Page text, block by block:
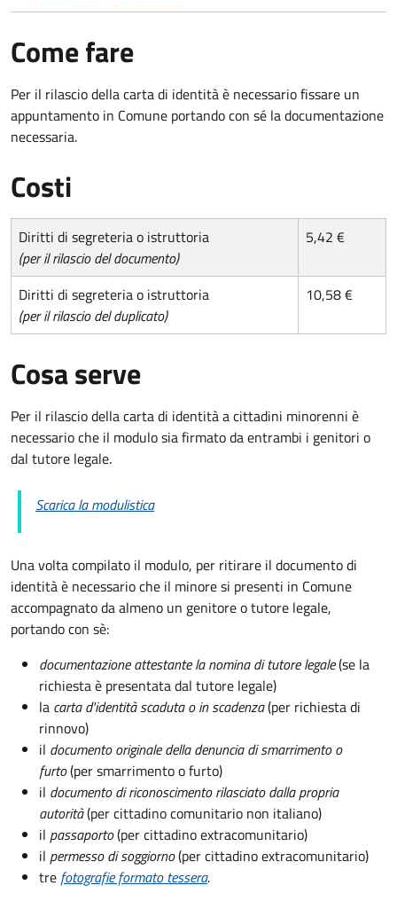
Come fare
Per il rilascio della carta di identità è necessario fissare un
appuntamento in Comune portando con sé la documentazione
necessaria.
Costi
Diritti di segreteria o istruttoria
(per il rilascio del documento)
5,42 €
Diritti di segreteria o istruttoria
(per il rilascio del duplicato)
10,58 €
Cosa serve
Per il rilascio della carta di identità a cittadini minorenni è
necessario che il modulo sia firmato da entrambi i genitori o
dal tutore legale.
Scarica la modulistica
Una volta compilato il modulo, per ritirare il documento di
identità è necessario che il minore si presenti in Comune
accompagnato da almeno un genitore o tutore legale,
portando con sè:
documentazione attestante la nomina di tutore legale(se la
richiesta è presentata dal tutore legale)
la carta d'identità scaduta o in scadenza(per richiesta di
rinnovo)
il documento originale della denuncia di smarrimento o
furto(per smarrimento o furto)
il documento di riconoscimento rilasciato dalla propria
autorità(per cittadino comunitario non italiano)
il passaporto(per cittadino extracomunitario)
il permesso di soggiorno(per cittadino extracomunitario)
tre fotografie formato tessera.